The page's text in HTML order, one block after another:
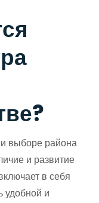
выборе района
и развитие
в себя
удобной и